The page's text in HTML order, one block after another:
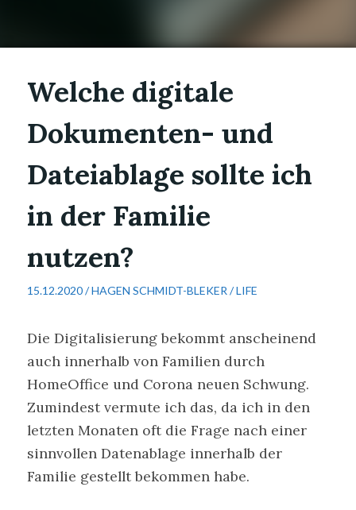
Welche digitale
Dokumenten- und
Dateiablage sollte ich
in der Familie
nutzen?
15.12.2020 /HAGEN SCHMIDT-BLEKER /LIFE
Die Digitalisierung bekommt anscheinend
auch innerhalb von Familien durch
HomeOffice und Corona neuen Schwung.
Zumindest vermute ich das, da ich in den
letzten Monaten oft die Frage nach einer
sinnvollen Datenablage innerhalb der
Familie gestellt bekommen habe.